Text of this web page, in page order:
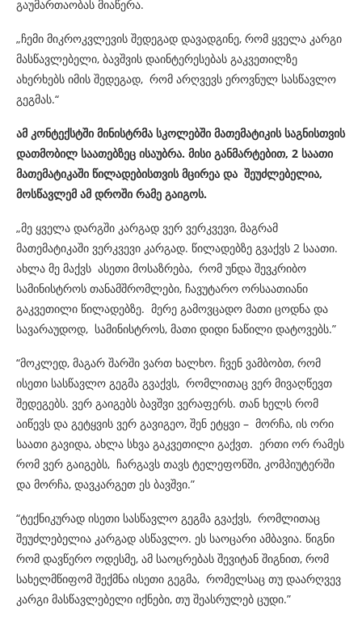
გაუმართაობას მიაწერა.
„ჩემი მიკროკვლევის შედეგად დავადგინე, რომ ყველა კარგი
მასწავლებელი, ბავშვის დაინტერესებას გაკვეთილზე
ახერხებს იმის შედეგად, რომ არღვევს ეროვნულ სასწავლო
გეგმას.“
ამ კონტექსტში მინისტრმა სკოლებში მათემატიკის საგნისთვის
დათმობილ საათებზეც ისაუბრა. მისი განმარტებით, 2 საათი
მათემატიკაში წილადებისთვის მცირეა და შეუძლებელია,
მოსწავლემ ამ დროში რამე გაიგოს.
„მე ყველა დარგში კარგად ვერ ვერკვევი, მაგრამ
მათემატიკაში ვერკვევი კარგად. წილადებზე გვაქვს 2 საათი.
ახლა მე მაქვს ასეთი მოსაზრება, რომ უნდა შევკრიბო
სამინისტროს თანამშრომლები, ჩავუტარო ორსაათიანი
გაკვეთილი წილადებზე. მერე გამოვცადო მათი ცოდნა და
სავარაუდოდ, სამინისტროს, მათი დიდი ნაწილი დატოვებს.”
“მოკლედ, მაგარ შარში ვართ ხალხო. ჩვენ ვამბობთ, რომ
ისეთი სასწავლო გეგმა გვაქვს, რომლითაც ვერ მივაღწევთ
შედეგებს. ვერ გაიგებს ბავშვი ვერაფერს. თან ხელს რომ
აიწევს და გეტყვის ვერ გავიგეო, შენ ეტყვი – მორჩა, ის ორი
საათი გავიდა, ახლა სხვა გაკვეთილი გაქვთ. ერთი ორ რამეს
რომ ვერ გაიგებს, ჩარგავს თავს ტელეფონში, კომპიუტერში
და მორჩა, დავკარგეთ ეს ბავშვი.”
“ტექნიკურად ისეთი სასწავლო გეგმა გვაქვს, რომლითაც
შეუძლებელია კარგად ასწავლო. ეს საოცარი ამბავია. წიგნი
რომ დავწერო ოდესმე, ამ საოცრებას შევიტან შიგნით, რომ
სახელმწიფომ შექმნა ისეთი გეგმა, რომელსაც თუ დაარღვევ
კარგი მასწავლებელი იქნები, თუ შეასრულებ ცუდი.”